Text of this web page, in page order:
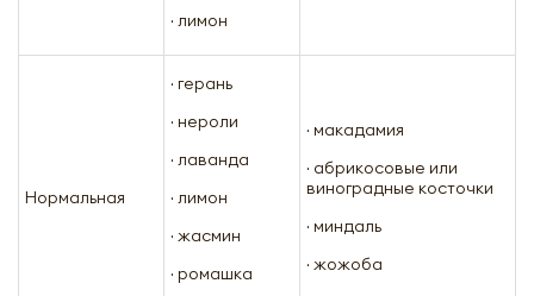
· лимон
Нормальная
· герань
· нероли
· лаванда
· лимон
· жасмин
· ромашка
· макадамия
· абрикосовые или
виноградные косточки
· миндаль
· жожоба